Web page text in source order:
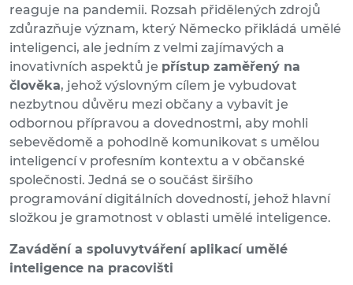
reaguje na pandemii. Rozsah přidělených zdrojů
zdůrazňuje význam, který Německo přikládá umělé
inteligenci, ale jedním z velmi zajímavých a
inovativních aspektů je přístup zaměřený na
člověka, jehož výslovným cílem je vybudovat
nezbytnou důvěru mezi občany a vybavit je
odbornou přípravou a dovednostmi, aby mohli
sebevědomě a pohodlně komunikovat s umělou
inteligencí v profesním kontextu a v občanské
společnosti. Jedná se o součást širšího
programování digitálních dovedností, jehož hlavní
složkou je gramotnost v oblasti umělé inteligence.
Zavádění a spoluvytváření aplikací umělé
inteligence na pracovišti